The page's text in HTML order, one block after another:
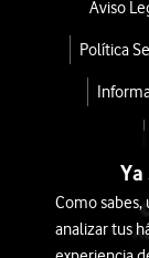
Aviso
Política
Como sabes,
analizar tus